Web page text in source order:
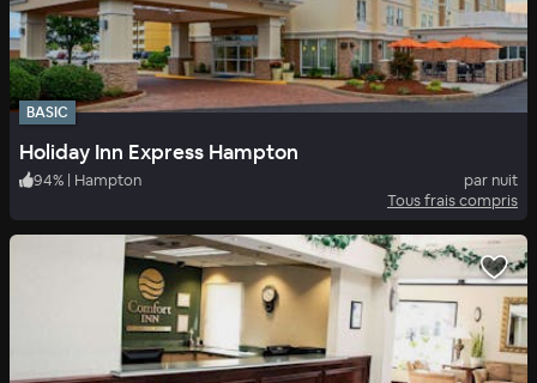
BASIC
Holiday Inn Express Hampton
94% | Hampton
par nuit
Tous frais compris